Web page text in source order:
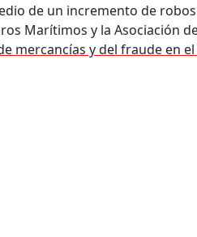
de un incremento de
Marítimos y la Asociación
mercancías y del fraude en